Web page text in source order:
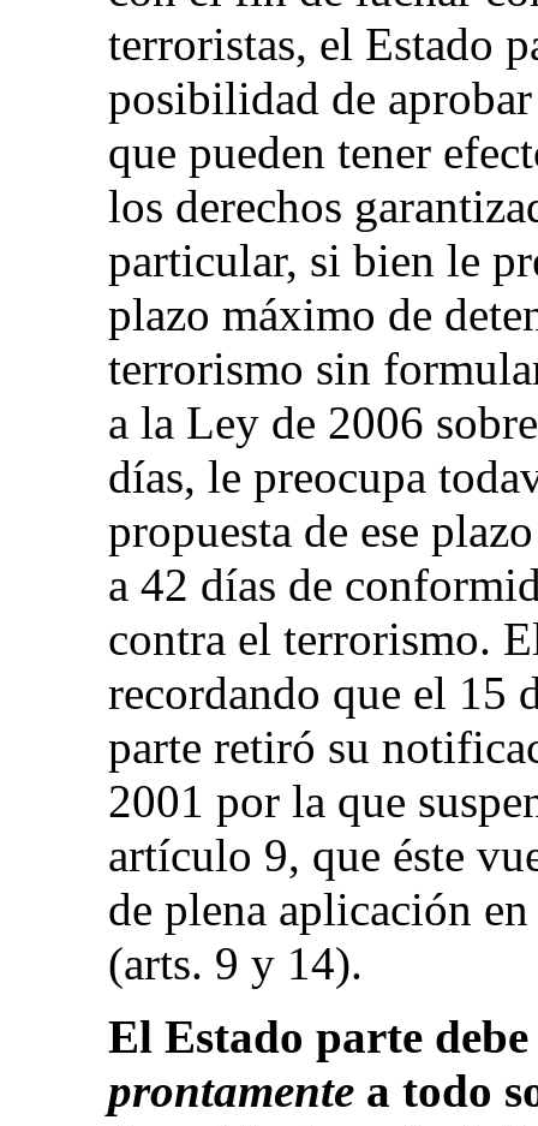
terroristas, el Estado
posibilidad de
que pueden tener
los derechos
particular, si bien le
plazo máximo de
terrorismo sin
a la Ley de 2006
días, le preocupa
propuesta de ese
a 42 días de
contra el terrorismo.
recordando que el 15
parte retiró su
2001 por la que
artículo 9, que éste
de plena aplicación
(arts. 9 y 14).
El Estado parte
prontamente a todo